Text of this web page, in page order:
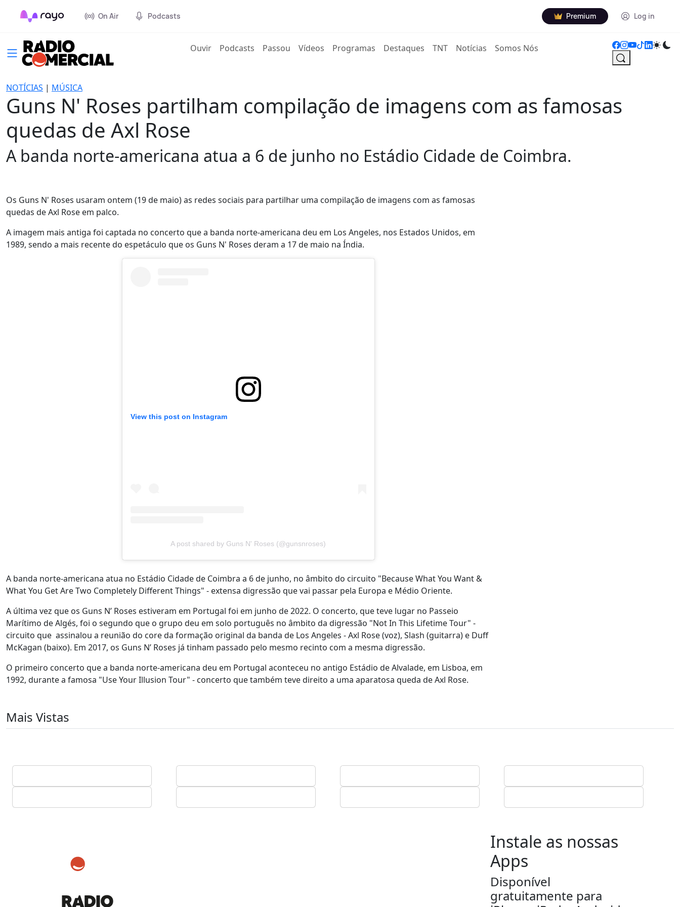
On Air Podcasts Premium Log in
Ouvir(current)
Podcasts Passou Vídeos Programas Destaques TNT Notícias Somos Nós
NOTÍCIAS | MÚSICA
Guns N' Roses partilham compilação de imagens com as famosas
quedas de Axl Rose
A banda norte-americana atua a 6 de junho no Estádio Cidade de Coimbra.
Os Guns N' Roses usaram ontem (19 de maio) as redes sociais para partilhar uma compilação de imagens com as famosas
quedas de Axl Rose em palco.
A imagem mais antiga foi captada no concerto que a banda norte-americana deu em Los Angeles, nos Estados Unidos, em
1989, sendo a mais recente do espetáculo que os Guns N' Roses deram a 17 de maio na Índia.
View this post on Instagram
A post shared by Guns N' Roses (@gunsnroses)
A banda norte-americana atua no Estádio Cidade de Coimbra a 6 de junho, no âmbito do circuito "Because What You Want &
What You Get Are Two Completely Different Things" - extensa digressão que vai passar pela Europa e Médio Oriente.
A última vez que os Guns N’ Roses estiveram em Portugal foi em junho de 2022. O concerto, que teve lugar no Passeio
Marítimo de Algés, foi o segundo que o grupo deu em solo português no âmbito da digressão "Not In This Lifetime Tour" -
circuito que assinalou a reunião do core da formação original da banda de Los Angeles - Axl Rose (voz), Slash (guitarra) e Duff
McKagan (baixo). Em 2017, os Guns N’ Roses já tinham passado pelo mesmo recinto com a mesma digressão.
O primeiro concerto que a banda norte-americana deu em Portugal aconteceu no antigo Estádio de Alvalade, em Lisboa, em
1992, durante a famosa "Use Your Illusion Tour" - concerto que também teve direito a uma aparatosa queda de Axl Rose.
Mais Vistas
Instale as nossas
Apps
Disponível
gratuitamente para